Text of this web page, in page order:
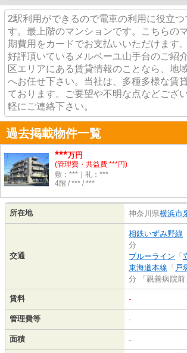
2駅利用ができるので電車の利用に役立
す。最上階のマンションです。こちらの
期費用をカードでお支払いいただけます
好評頂いているメルベーユ山手台のご紹
区エリアにある賃貸情報のことなら、地
へお任せ下さい。当社は、多種多様な賃
ております。ご要望や不明な点などござ
軽にご連絡下さい。
過去掲載物件一覧
***万円
(管理費・共益費 ***円)
敷：***｜礼：***
4階 / *** / ***
所在地 神奈川県横浜市
交通
相鉄いずみ野線
分
ブルーライン 「
東海道本線 「 戸
分 「親善病院前
賃料 -
管理費等 -
面積 -